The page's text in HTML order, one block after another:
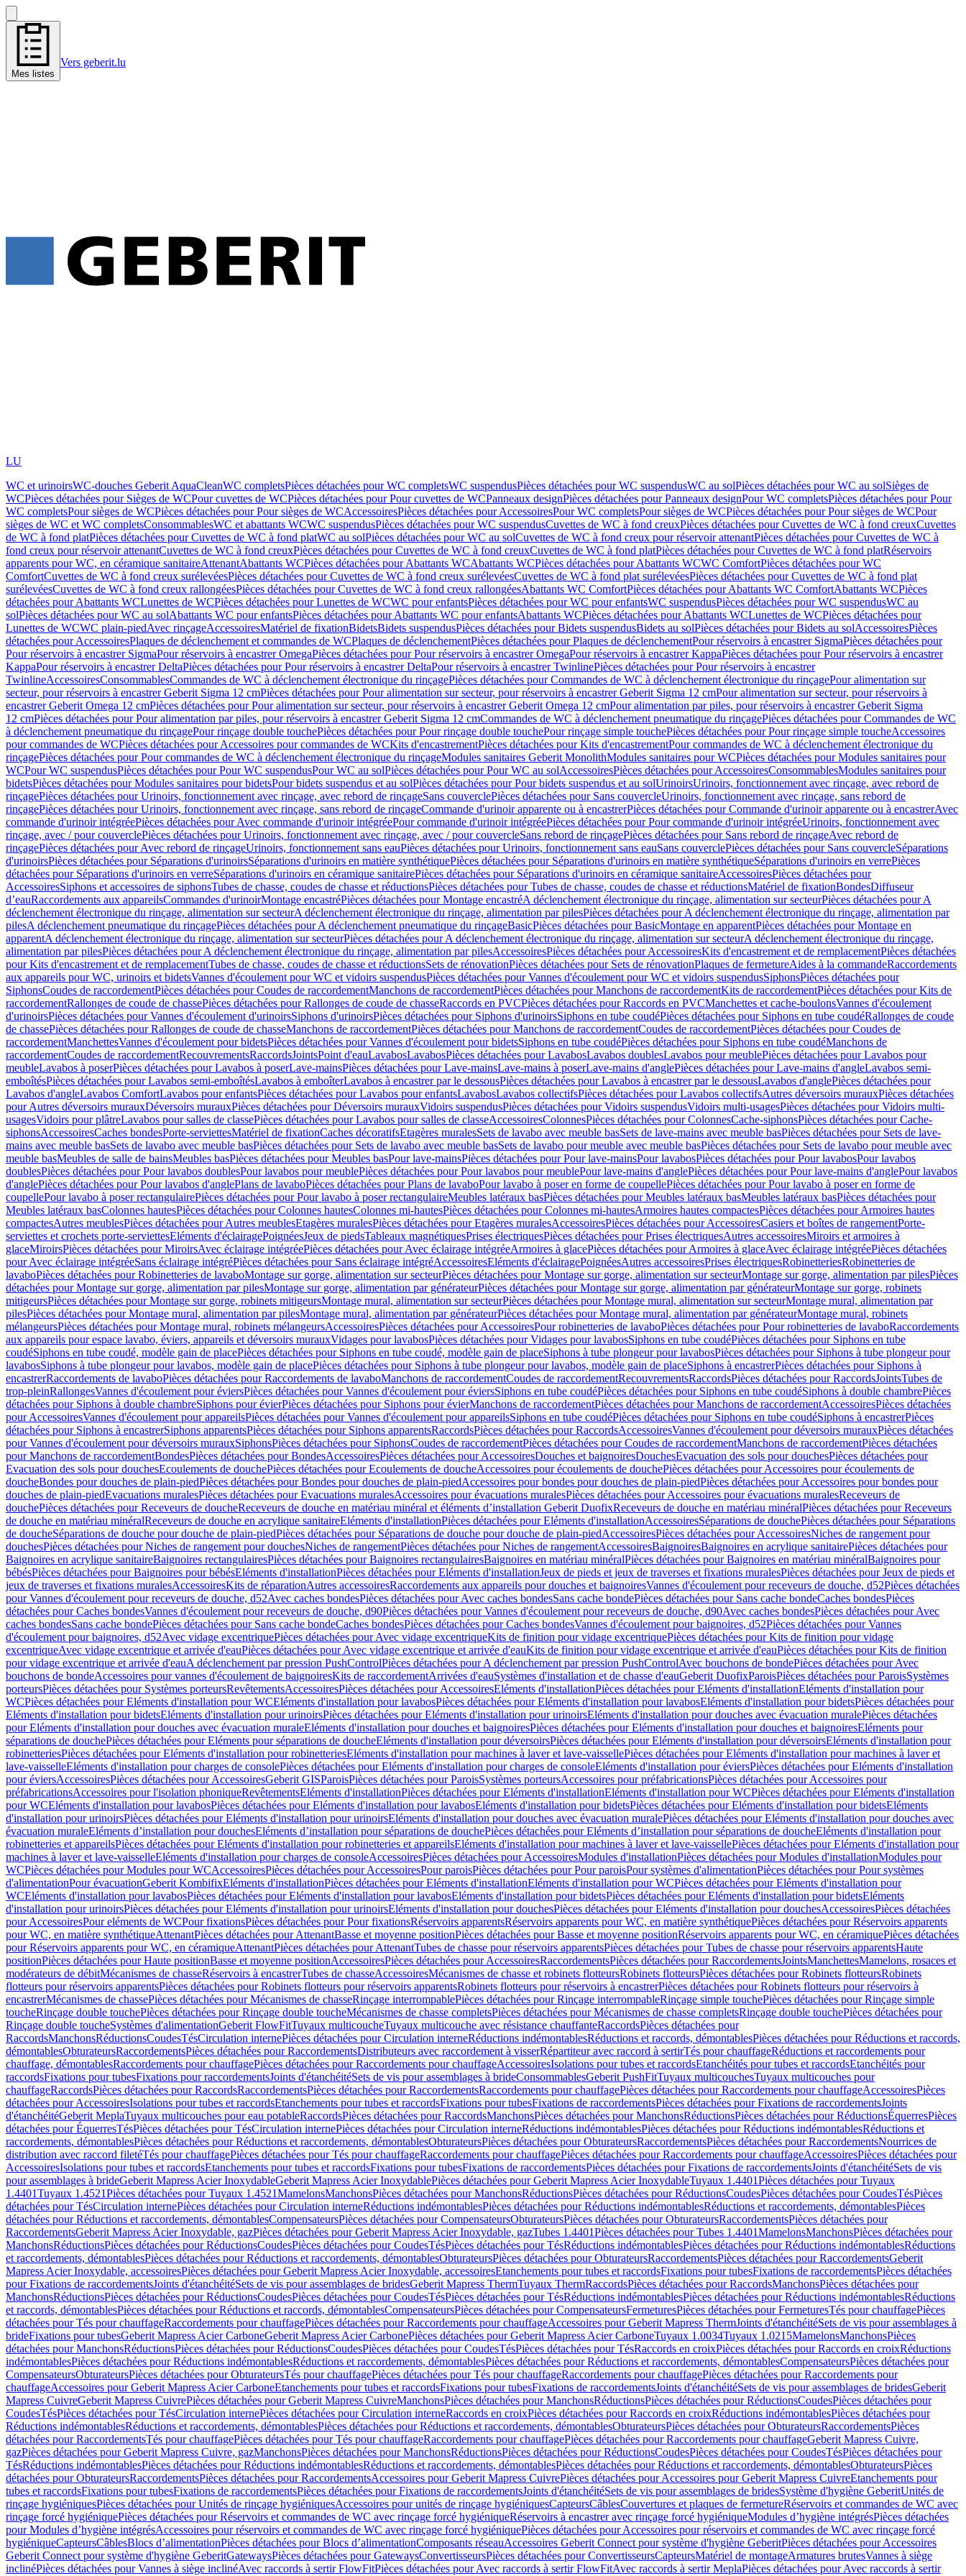
Mes listes
Vers geberit.lu
LU
WC et urinoirsWC-douches Geberit AquaCleanWC completsPièces détachées pour WC completsWC suspendusPièces détachées pour WC suspendusWC au solPièces détachées pour WC au solSièges de
WCPièces détachées pour Sièges de WCPour cuvettes de WCPièces détachées pour Pour cuvettes de WCPanneaux designPièces détachées pour Panneaux designPour WC completsPièces détachées pour Pour
WC completsPour sièges de WCPièces détachées pour Pour sièges de WCAccessoiresPièces détachées pour AccessoiresPour WC completsPour sièges de WCPièces détachées pour Pour sièges de WCPour
sièges de WC et WC completsConsommablesWC et abattants WCWC suspendusPièces détachées pour WC suspendusCuvettes de WC à fond creuxPièces détachées pour Cuvettes de WC à fond creuxCuvettes
de WC à fond platPièces détachées pour Cuvettes de WC à fond platWC au solPièces détachées pour WC au solCuvettes de WC à fond creux pour réservoir attenantPièces détachées pour Cuvettes de WC à
fond creux pour réservoir attenantCuvettes de WC à fond creuxPièces détachées pour Cuvettes de WC à fond creuxCuvettes de WC à fond platPièces détachées pour Cuvettes de WC à fond platRéservoirs
apparents pour WC, en céramique sanitaireAttenantAbattants WCPièces détachées pour Abattants WCAbattants WCPièces détachées pour Abattants WCWC ComfortPièces détachées pour WC
ComfortCuvettes de WC à fond creux surélevéesPièces détachées pour Cuvettes de WC à fond creux surélevéesCuvettes de WC à fond plat surélevéesPièces détachées pour Cuvettes de WC à fond plat
surélevéesCuvettes de WC à fond creux rallongéesPièces détachées pour Cuvettes de WC à fond creux rallongéesAbattants WC ComfortPièces détachées pour Abattants WC ComfortAbattants WCPièces
détachées pour Abattants WCLunettes de WCPièces détachées pour Lunettes de WCWC pour enfantsPièces détachées pour WC pour enfantsWC suspendusPièces détachées pour WC suspendusWC au
solPièces détachées pour WC au solAbattants WC pour enfantsPièces détachées pour Abattants WC pour enfantsAbattants WCPièces détachées pour Abattants WCLunettes de WCPièces détachées pour
Lunettes de WCWC plain-piedAvec rinçageAccessoiresMatériel de fixationBidetsBidets suspendusPièces détachées pour Bidets suspendusBidets au solPièces détachées pour Bidets au solAccessoiresPièces
détachées pour AccessoiresPlaques de déclenchement et commandes de WCPlaques de déclenchementPièces détachées pour Plaques de déclenchementPour réservoirs à encastrer SigmaPièces détachées pour
Pour réservoirs à encastrer SigmaPour réservoirs à encastrer OmegaPièces détachées pour Pour réservoirs à encastrer OmegaPour réservoirs à encastrer KappaPièces détachées pour Pour réservoirs à encastrer
KappaPour réservoirs à encastrer DeltaPièces détachées pour Pour réservoirs à encastrer DeltaPour réservoirs à encastrer TwinlinePièces détachées pour Pour réservoirs à encastrer
TwinlineAccessoiresConsommablesCommandes de WC à déclenchement électronique du rinçagePièces détachées pour Commandes de WC à déclenchement électronique du rinçagePour alimentation sur
secteur, pour réservoirs à encastrer Geberit Sigma 12 cmPièces détachées pour Pour alimentation sur secteur, pour réservoirs à encastrer Geberit Sigma 12 cmPour alimentation sur secteur, pour réservoirs à
encastrer Geberit Omega 12 cmPièces détachées pour Pour alimentation sur secteur, pour réservoirs à encastrer Geberit Omega 12 cmPour alimentation par piles, pour réservoirs à encastrer Geberit Sigma
12 cmPièces détachées pour Pour alimentation par piles, pour réservoirs à encastrer Geberit Sigma 12 cmCommandes de WC à déclenchement pneumatique du rinçagePièces détachées pour Commandes de WC
à déclenchement pneumatique du rinçagePour rinçage double touchePièces détachées pour Pour rinçage double touchePour rinçage simple touchePièces détachées pour Pour rinçage simple toucheAccessoires
pour commandes de WCPièces détachées pour Accessoires pour commandes de WCKits d'encastrementPièces détachées pour Kits d'encastrementPour commandes de WC à déclenchement électronique du
rinçagePièces détachées pour Pour commandes de WC à déclenchement électronique du rinçageModules sanitaires Geberit MonolithModules sanitaires pour WCPièces détachées pour Modules sanitaires pour
WCPour WC suspendusPièces détachées pour Pour WC suspendusPour WC au solPièces détachées pour Pour WC au solAccessoiresPièces détachées pour AccessoiresConsommablesModules sanitaires pour
bidetsPièces détachées pour Modules sanitaires pour bidetsPour bidets suspendus et au solPièces détachées pour Pour bidets suspendus et au solUrinoirsUrinoirs, fonctionnement avec rinçage, avec rebord de
rinçagePièces détachées pour Urinoirs, fonctionnement avec rinçage, avec rebord de rinçageSans couverclePièces détachées pour Sans couvercleUrinoirs, fonctionnement avec rinçage, sans rebord de
rinçagePièces détachées pour Urinoirs, fonctionnement avec rinçage, sans rebord de rinçageCommande d'urinoir apparente ou à encastrerPièces détachées pour Commande d'urinoir apparente ou à encastrerAvec
commande d'urinoir intégréePièces détachées pour Avec commande d'urinoir intégréePour commande d'urinoir intégréePièces détachées pour Pour commande d'urinoir intégréeUrinoirs, fonctionnement avec
rinçage, avec / pour couverclePièces détachées pour Urinoirs, fonctionnement avec rinçage, avec / pour couvercleSans rebord de rinçagePièces détachées pour Sans rebord de rinçageAvec rebord de
rinçagePièces détachées pour Avec rebord de rinçageUrinoirs, fonctionnement sans eauPièces détachées pour Urinoirs, fonctionnement sans eauSans couverclePièces détachées pour Sans couvercleSéparations
d'urinoirsPièces détachées pour Séparations d'urinoirsSéparations d'urinoirs en matière synthétiquePièces détachées pour Séparations d'urinoirs en matière synthétiqueSéparations d'urinoirs en verrePièces
détachées pour Séparations d'urinoirs en verreSéparations d'urinoirs en céramique sanitairePièces détachées pour Séparations d'urinoirs en céramique sanitaireAccessoiresPièces détachées pour
AccessoiresSiphons et accessoires de siphonsTubes de chasse, coudes de chasse et réductionsPièces détachées pour Tubes de chasse, coudes de chasse et réductionsMatériel de fixationBondesDiffuseur
d’eauRaccordements aux appareilsCommandes d'urinoirMontage encastréPièces détachées pour Montage encastréA déclenchement électronique du rinçage, alimentation sur secteurPièces détachées pour A
déclenchement électronique du rinçage, alimentation sur secteurA déclenchement électronique du rinçage, alimentation par pilesPièces détachées pour A déclenchement électronique du rinçage, alimentation par
pilesA déclenchement pneumatique du rinçagePièces détachées pour A déclenchement pneumatique du rinçageBasicPièces détachées pour BasicMontage en apparentPièces détachées pour Montage en
apparentA déclenchement électronique du rinçage, alimentation sur secteurPièces détachées pour A déclenchement électronique du rinçage, alimentation sur secteurA déclenchement électronique du rinçage,
alimentation par pilesPièces détachées pour A déclenchement électronique du rinçage, alimentation par pilesAccessoiresPièces détachées pour AccessoiresKits d'encastrement et de remplacementPièces détachées
pour Kits d'encastrement et de remplacementTubes de chasse, coudes de chasse et réductionsSets de rénovationPièces détachées pour Sets de rénovationPlaques de fermetureAides à la commandeRaccordements
aux appareils pour WC, urinoirs et bidetsVannes d'écoulement pour WC et vidoirs suspendusPièces détachées pour Vannes d'écoulement pour WC et vidoirs suspendusSiphonsPièces détachées pour
SiphonsCoudes de raccordementPièces détachées pour Coudes de raccordementManchons de raccordementPièces détachées pour Manchons de raccordementKits de raccordementPièces détachées pour Kits de
raccordementRallonges de coude de chassePièces détachées pour Rallonges de coude de chasseRaccords en PVCPièces détachées pour Raccords en PVCManchettes et cache-boulonsVannes d'écoulement
d'urinoirsPièces détachées pour Vannes d'écoulement d'urinoirsSiphons d'urinoirsPièces détachées pour Siphons d'urinoirsSiphons en tube coudéPièces détachées pour Siphons en tube coudéRallonges de coude
de chassePièces détachées pour Rallonges de coude de chasseManchons de raccordementPièces détachées pour Manchons de raccordementCoudes de raccordementPièces détachées pour Coudes de
raccordementManchettesVannes d'écoulement pour bidetsPièces détachées pour Vannes d'écoulement pour bidetsSiphons en tube coudéPièces détachées pour Siphons en tube coudéManchons de
raccordementCoudes de raccordementRecouvrementsRaccordsJointsPoint d'eauLavabosLavabosPièces détachées pour LavabosLavabos doublesLavabos pour meublePièces détachées pour Lavabos pour
meubleLavabos à poserPièces détachées pour Lavabos à poserLave-mainsPièces détachées pour Lave-mainsLave-mains à poserLave-mains d'anglePièces détachées pour Lave-mains d'angleLavabos semi-
emboîtésPièces détachées pour Lavabos semi-emboîtésLavabos à emboîterLavabos à encastrer par le dessousPièces détachées pour Lavabos à encastrer par le dessousLavabos d'anglePièces détachées pour
Lavabos d'angleLavabos ComfortLavabos pour enfantsPièces détachées pour Lavabos pour enfantsLavabosLavabos collectifsPièces détachées pour Lavabos collectifsAutres déversoirs murauxPièces détachées
pour Autres déversoirs murauxDéversoirs murauxPièces détachées pour Déversoirs murauxVidoirs suspendusPièces détachées pour Vidoirs suspendusVidoirs multi-usagesPièces détachées pour Vidoirs multi-
usagesVidoirs pour plâtreLavabos pour salles de classePièces détachées pour Lavabos pour salles de classeAccessoiresColonnesPièces détachées pour ColonnesCache-siphonsPièces détachées pour Cache-
siphonsAccessoiresCaches bondesPorte-serviettesMatériel de fixationCaches décoratifsEtagères muralesSets de lavabo avec meuble basSets de lave-mains avec meuble basPièces détachées pour Sets de lave-
mains avec meuble basSets de lavabo avec meuble basPièces détachées pour Sets de lavabo avec meuble basSets de lavabo pour meuble avec meuble basPièces détachées pour Sets de lavabo pour meuble avec
meuble basMeubles de salle de bainsMeubles basPièces détachées pour Meubles basPour lave-mainsPièces détachées pour Pour lave-mainsPour lavabosPièces détachées pour Pour lavabosPour lavabos
doublesPièces détachées pour Pour lavabos doublesPour lavabos pour meublePièces détachées pour Pour lavabos pour meublePour lave-mains d'anglePièces détachées pour Pour lave-mains d'anglePour lavabos
d'anglePièces détachées pour Pour lavabos d'anglePlans de lavaboPièces détachées pour Plans de lavaboPour lavabo à poser en forme de coupellePièces détachées pour Pour lavabo à poser en forme de
coupellePour lavabo à poser rectangulairePièces détachées pour Pour lavabo à poser rectangulaireMeubles latéraux basPièces détachées pour Meubles latéraux basMeubles latéraux basPièces détachées pour
Meubles latéraux basColonnes hautesPièces détachées pour Colonnes hautesColonnes mi-hautesPièces détachées pour Colonnes mi-hautesArmoires hautes compactesPièces détachées pour Armoires hautes
compactesAutres meublesPièces détachées pour Autres meublesEtagères muralesPièces détachées pour Etagères muralesAccessoiresPièces détachées pour AccessoiresCasiers et boîtes de rangementPorte-
serviettes et crochets porte-serviettesEléments d'éclairagePoignéesJeux de piedsTableaux magnétiquesPrises électriquesPièces détachées pour Prises électriquesAutres accessoiresMiroirs et armoires à
glaceMiroirsPièces détachées pour MiroirsAvec éclairage intégréePièces détachées pour Avec éclairage intégréeArmoires à glacePièces détachées pour Armoires à glaceAvec éclairage intégréePièces détachées
pour Avec éclairage intégréeSans éclairage intégréPièces détachées pour Sans éclairage intégréAccessoiresEléments d'éclairagePoignéesAutres accessoiresPrises électriquesRobinetteriesRobinetteries de
lavaboPièces détachées pour Robinetteries de lavaboMontage sur gorge, alimentation sur secteurPièces détachées pour Montage sur gorge, alimentation sur secteurMontage sur gorge, alimentation par pilesPièces
détachées pour Montage sur gorge, alimentation par pilesMontage sur gorge, alimentation par générateurPièces détachées pour Montage sur gorge, alimentation par générateurMontage sur gorge, robinets
mitigeursPièces détachées pour Montage sur gorge, robinets mitigeursMontage mural, alimentation sur secteurPièces détachées pour Montage mural, alimentation sur secteurMontage mural, alimentation par
pilesPièces détachées pour Montage mural, alimentation par pilesMontage mural, alimentation par générateurPièces détachées pour Montage mural, alimentation par générateurMontage mural, robinets
mélangeursPièces détachées pour Montage mural, robinets mélangeursAccessoiresPièces détachées pour AccessoiresPour robinetteries de lavaboPièces détachées pour Pour robinetteries de lavaboRaccordements
aux appareils pour espace lavabo, éviers, appareils et déversoirs murauxVidages pour lavabosPièces détachées pour Vidages pour lavabosSiphons en tube coudéPièces détachées pour Siphons en tube
coudéSiphons en tube coudé, modèle gain de placePièces détachées pour Siphons en tube coudé, modèle gain de placeSiphons à tube plongeur pour lavabosPièces détachées pour Siphons à tube plongeur pour
lavabosSiphons à tube plongeur pour lavabos, modèle gain de placePièces détachées pour Siphons à tube plongeur pour lavabos, modèle gain de placeSiphons à encastrerPièces détachées pour Siphons à
encastrerRaccordements de lavaboPièces détachées pour Raccordements de lavaboManchons de raccordementCoudes de raccordementRecouvrementsRaccordsPièces détachées pour RaccordsJointsTubes de
trop-pleinRallongesVannes d'écoulement pour éviersPièces détachées pour Vannes d'écoulement pour éviersSiphons en tube coudéPièces détachées pour Siphons en tube coudéSiphons à double chambrePièces
détachées pour Siphons à double chambreSiphons pour évierPièces détachées pour Siphons pour évierManchons de raccordementPièces détachées pour Manchons de raccordementAccessoiresPièces détachées
pour AccessoiresVannes d'écoulement pour appareilsPièces détachées pour Vannes d'écoulement pour appareilsSiphons en tube coudéPièces détachées pour Siphons en tube coudéSiphons à encastrerPièces
détachées pour Siphons à encastrerSiphons apparentsPièces détachées pour Siphons apparentsRaccordsPièces détachées pour RaccordsAccessoiresVannes d'écoulement pour déversoirs murauxPièces détachées
pour Vannes d'écoulement pour déversoirs murauxSiphonsPièces détachées pour SiphonsCoudes de raccordementPièces détachées pour Coudes de raccordementManchons de raccordementPièces détachées
pour Manchons de raccordementBondesPièces détachées pour BondesAccessoiresPièces détachées pour AccessoiresDouches et baignoiresDouchesEvacuation des sols pour douchesPièces détachées pour
Evacuation des sols pour douchesEcoulements de douchePièces détachées pour Ecoulements de doucheAccessoires pour écoulements de douchePièces détachées pour Accessoires pour écoulements de
doucheBondes pour douches de plain-piedPièces détachées pour Bondes pour douches de plain-piedAccessoires pour bondes pour douches de plain-piedPièces détachées pour Accessoires pour bondes pour
douches de plain-piedEvacuations muralesPièces détachées pour Evacuations muralesAccessoires pour évacuations muralesPièces détachées pour Accessoires pour évacuations muralesReceveurs de
douchePièces détachées pour Receveurs de doucheReceveurs de douche en matériau minéral et éléments d’installation Geberit DuofixReceveurs de douche en matériau minéralPièces détachées pour Receveurs
de douche en matériau minéralReceveurs de douche en acrylique sanitaireEléments d'installationPièces détachées pour Eléments d'installationAccessoiresSéparations de douchePièces détachées pour Séparations
de doucheSéparations de douche pour douche de plain-piedPièces détachées pour Séparations de douche pour douche de plain-piedAccessoiresPièces détachées pour AccessoiresNiches de rangement pour
douchesPièces détachées pour Niches de rangement pour douchesNiches de rangementPièces détachées pour Niches de rangementAccessoiresBaignoiresBaignoires en acrylique sanitairePièces détachées pour
Baignoires en acrylique sanitaireBaignoires rectangulairesPièces détachées pour Baignoires rectangulairesBaignoires en matériau minéralPièces détachées pour Baignoires en matériau minéralBaignoires pour
bébésPièces détachées pour Baignoires pour bébésEléments d'installationPièces détachées pour Eléments d'installationJeux de pieds et jeux de traverses et fixations muralesPièces détachées pour Jeux de pieds et
jeux de traverses et fixations muralesAccessoiresKits de réparationAutres accessoiresRaccordements aux appareils pour douches et baignoiresVannes d'écoulement pour receveurs de douche, d52Pièces détachées
pour Vannes d'écoulement pour receveurs de douche, d52Avec caches bondesPièces détachées pour Avec caches bondesSans cache bondePièces détachées pour Sans cache bondeCaches bondesPièces
détachées pour Caches bondesVannes d'écoulement pour receveurs de douche, d90Pièces détachées pour Vannes d'écoulement pour receveurs de douche, d90Avec caches bondesPièces détachées pour Avec
caches bondesSans cache bondePièces détachées pour Sans cache bondeCaches bondesPièces détachées pour Caches bondesVannes d'écoulement pour baignoires, d52Pièces détachées pour Vannes
d'écoulement pour baignoires, d52Avec vidage excentriquePièces détachées pour Avec vidage excentriqueKits de finition pour vidage excentriquePièces détachées pour Kits de finition pour vidage
excentriqueAvec vidage excentrique et arrivée d'eauPièces détachées pour Avec vidage excentrique et arrivée d'eauKits de finition pour vidage excentrique et arrivée d'eauPièces détachées pour Kits de finition
pour vidage excentrique et arrivée d'eauA déclenchement par pression PushControlPièces détachées pour A déclenchement par pression PushControlAvec bouchons de bondePièces détachées pour Avec
bouchons de bondeAccessoires pour vannes d'écoulement de baignoiresKits de raccordementArrivées d'eauSystèmes d'installation et de chasse d'eauGeberit DuofixParoisPièces détachées pour ParoisSystèmes
porteursPièces détachées pour Systèmes porteursRevêtementsAccessoiresPièces détachées pour AccessoiresEléments d'installationPièces détachées pour Eléments d'installationEléments d'installation pour
WCPièces détachées pour Eléments d'installation pour WCEléments d'installation pour lavabosPièces détachées pour Eléments d'installation pour lavabosEléments d'installation pour bidetsPièces détachées pour
Eléments d'installation pour bidetsEléments d'installation pour urinoirsPièces détachées pour Eléments d'installation pour urinoirsEléments d'installation pour douches avec évacuation muralePièces détachées
pour Eléments d'installation pour douches avec évacuation muraleEléments d'installation pour douches et baignoiresPièces détachées pour Eléments d'installation pour douches et baignoiresEléments pour
séparations de douchePièces détachées pour Eléments pour séparations de doucheEléments d'installation pour déversoirsPièces détachées pour Eléments d'installation pour déversoirsEléments d'installation pour
robinetteriesPièces détachées pour Eléments d'installation pour robinetteriesEléments d'installation pour machines à laver et lave-vaissellePièces détachées pour Eléments d'installation pour machines à laver et
lave-vaisselleEléments d'installation pour charges de consolePièces détachées pour Eléments d'installation pour charges de consoleEléments d'installation pour éviersPièces détachées pour Eléments d'installation
pour éviersAccessoiresPièces détachées pour AccessoiresGeberit GISParoisPièces détachées pour ParoisSystèmes porteursAccessoires pour préfabricationsPièces détachées pour Accessoires pour
préfabricationsAccessoires pour l'isolation phoniqueRevêtementsEléments d'installationPièces détachées pour Eléments d'installationEléments d'installation pour WCPièces détachées pour Eléments d'installation
pour WCEléments d'installation pour lavabosPièces détachées pour Eléments d'installation pour lavabosEléments d'installation pour bidetsPièces détachées pour Eléments d'installation pour bidetsEléments
d'installation pour urinoirsPièces détachées pour Eléments d'installation pour urinoirsEléments d'installation pour douches avec évacuation muralePièces détachées pour Eléments d'installation pour douches avec
évacuation muraleEléments d’installation pour douchesEléments d’installation pour séparations de douchePièces détachées pour Eléments d’installation pour séparations de doucheEléments d'installation pour
robinetteries et appareilsPièces détachées pour Eléments d'installation pour robinetteries et appareilsEléments d'installation pour machines à laver et lave-vaissellePièces détachées pour Eléments d'installation pour
machines à laver et lave-vaisselleEléments d'installation pour charges de consoleAccessoiresPièces détachées pour AccessoiresModules d'installationPièces détachées pour Modules d'installationModules pour
WCPièces détachées pour Modules pour WCAccessoiresPièces détachées pour AccessoiresPour paroisPièces détachées pour Pour paroisPour systèmes d'alimentationPièces détachées pour Pour systèmes
d'alimentationPour évacuationGeberit KombifixEléments d'installationPièces détachées pour Eléments d'installationEléments d'installation pour WCPièces détachées pour Eléments d'installation pour
WCEléments d'installation pour lavabosPièces détachées pour Eléments d'installation pour lavabosEléments d'installation pour bidetsPièces détachées pour Eléments d'installation pour bidetsEléments
d'installation pour urinoirsPièces détachées pour Eléments d'installation pour urinoirsEléments d'installation pour douchesPièces détachées pour Eléments d'installation pour douchesAccessoiresPièces détachées
pour AccessoiresPour eléments de WCPour fixationsPièces détachées pour Pour fixationsRéservoirs apparentsRéservoirs apparents pour WC, en matière synthétiquePièces détachées pour Réservoirs apparents
pour WC, en matière synthétiqueAttenantPièces détachées pour AttenantBasse et moyenne positionPièces détachées pour Basse et moyenne positionRéservoirs apparents pour WC, en céramiquePièces détachées
pour Réservoirs apparents pour WC, en céramiqueAttenantPièces détachées pour AttenantTubes de chasse pour réservoirs apparentsPièces détachées pour Tubes de chasse pour réservoirs apparentsHaute
positionPièces détachées pour Haute positionBasse et moyenne positionAccessoiresPièces détachées pour AccessoiresRaccordementsPièces détachées pour RaccordementsJointsManchettesMamelons, rosaces et
modérateurs de débitMécanismes de chasseRéservoirs à encastrerTubes de chasseAccessoiresMécanismes de chasse et robinets flotteursRobinets flotteursPièces détachées pour Robinets flotteursRobinets
flotteurs pour réservoirs apparentsPièces détachées pour Robinets flotteurs pour réservoirs apparentsRobinets flotteurs pour réservoirs à encastrerPièces détachées pour Robinets flotteurs pour réservoirs à
encastrerMécanismes de chassePièces détachées pour Mécanismes de chasseRinçage interrompablePièces détachées pour Rinçage interrompableRinçage simple touchePièces détachées pour Rinçage simple
toucheRinçage double touchePièces détachées pour Rinçage double toucheMécanismes de chasse completsPièces détachées pour Mécanismes de chasse completsRinçage double touchePièces détachées pour
Rinçage double toucheSystèmes d'alimentationGeberit FlowFitTuyaux multicoucheTuyaux multicouche avec résistance chauffanteRaccordsPièces détachées pour
RaccordsManchonsRéductionsCoudesTésCirculation internePièces détachées pour Circulation interneRéductions indémontablesRéductions et raccords, démontablesPièces détachées pour Réductions et raccords,
démontablesObturateursRaccordementsPièces détachées pour RaccordementsDistributeurs avec raccordement à visserRépartiteur avec raccord à sertirTés pour chauffageRéductions et raccordements pour
chauffage, démontablesRaccordements pour chauffagePièces détachées pour Raccordements pour chauffageAccessoiresIsolations pour tubes et raccordsEtanchéités pour tubes et raccordsEtanchéités pour
raccordsFixations pour tubesFixations pour raccordementsJoints d'étanchéitéSets de vis pour assemblages à brideConsommablesGeberit PushFitTuyaux multicouchesTuyaux multicouches pour
chauffageRaccordsPièces détachées pour RaccordsRaccordementsPièces détachées pour RaccordementsRaccordements pour chauffagePièces détachées pour Raccordements pour chauffageAccessoiresPièces
détachées pour AccessoiresIsolations pour tubes et raccordsEtanchements pour tubes et raccordsFixations pour tubesFixations de raccordementsPièces détachées pour Fixations de raccordementsJoints
d'étanchéitéGeberit MeplaTuyaux multicouches pour eau potableRaccordsPièces détachées pour RaccordsManchonsPièces détachées pour ManchonsRéductionsPièces détachées pour RéductionsÉquerresPièces
détachées pour ÉquerresTésPièces détachées pour TésCirculation internePièces détachées pour Circulation interneRéductions indémontablesPièces détachées pour Réductions indémontablesRéductions et
raccordements, démontablesPièces détachées pour Réductions et raccordements, démontablesObturateursPièces détachées pour ObturateursRaccordementsPièces détachées pour RaccordementsNourrices de
distribution avec raccord filetéTés pour chauffagePièces détachées pour Tés pour chauffageRaccordements pour chauffagePièces détachées pour Raccordements pour chauffageAccessoiresPièces détachées pour
AccessoiresIsolations pour tubes et raccordsEtanchements pour tubes et raccordsFixations pour tubesFixations de raccordementsPièces détachées pour Fixations de raccordementsJoints d'étanchéitéSets de vis
pour assemblages à brideGeberit Mapress Acier InoxydableGeberit Mapress Acier InoxydablePièces détachées pour Geberit Mapress Acier InoxydableTuyaux 1.4401Pièces détachées pour Tuyaux
1.4401Tuyaux 1.4521Pièces détachées pour Tuyaux 1.4521MamelonsManchonsPièces détachées pour ManchonsRéductionsPièces détachées pour RéductionsCoudesPièces détachées pour CoudesTésPièces
détachées pour TésCirculation internePièces détachées pour Circulation interneRéductions indémontablesPièces détachées pour Réductions indémontablesRéductions et raccordements, démontablesPièces
détachées pour Réductions et raccordements, démontablesCompensateursPièces détachées pour CompensateursObturateursPièces détachées pour ObturateursRaccordementsPièces détachées pour
RaccordementsGeberit Mapress Acier Inoxydable, gazPièces détachées pour Geberit Mapress Acier Inoxydable, gazTubes 1.4401Pièces détachées pour Tubes 1.4401MamelonsManchonsPièces détachées pour
ManchonsRéductionsPièces détachées pour RéductionsCoudesPièces détachées pour CoudesTésPièces détachées pour TésRéductions indémontablesPièces détachées pour Réductions indémontablesRéductions
et raccordements, démontablesPièces détachées pour Réductions et raccordements, démontablesObturateursPièces détachées pour ObturateursRaccordementsPièces détachées pour RaccordementsGeberit
Mapress Acier Inoxydable, accessoiresPièces détachées pour Geberit Mapress Acier Inoxydable, accessoiresEtanchements pour tubes et raccordsFixations pour tubesFixations de raccordementsPièces détachées
pour Fixations de raccordementsJoints d'étanchéitéSets de vis pour assemblages de bridesGeberit Mapress ThermTuyaux ThermRaccordsPièces détachées pour RaccordsManchonsPièces détachées pour
ManchonsRéductionsPièces détachées pour RéductionsCoudesPièces détachées pour CoudesTésPièces détachées pour TésRéductions indémontablesPièces détachées pour Réductions indémontablesRéductions
et raccords, démontablesPièces détachées pour Réductions et raccords, démontablesCompensateursPièces détachées pour CompensateursFermeturesPièces détachées pour FermeturesTés pour chauffagePièces
détachées pour Tés pour chauffageRaccordements pour chauffagePièces détachées pour Raccordements pour chauffageAccessoires pour Geberit Mapress ThermJoints d'étanchéitéSets de vis pour assemblages à
brideFixations pour tubesGeberit Mapress Acier CarboneGeberit Mapress Acier CarbonePièces détachées pour Geberit Mapress Acier CarboneTuyaux 1.0034Tuyaux 1.0215MamelonsManchonsPièces
détachées pour ManchonsRéductionsPièces détachées pour RéductionsCoudesPièces détachées pour CoudesTésPièces détachées pour TésRaccords en croixPièces détachées pour Raccords en croixRéductions
indémontablesPièces détachées pour Réductions indémontablesRéductions et raccordements, démontablesPièces détachées pour Réductions et raccordements, démontablesCompensateursPièces détachées pour
CompensateursObturateursPièces détachées pour ObturateursTés pour chauffagePièces détachées pour Tés pour chauffageRaccordements pour chauffagePièces détachées pour Raccordements pour
chauffageAccessoires pour Geberit Mapress Acier CarboneEtanchements pour tubes et raccordsFixations pour tubesFixations de raccordementsJoints d'étanchéitéSets de vis pour assemblages de bridesGeberit
Mapress CuivreGeberit Mapress CuivrePièces détachées pour Geberit Mapress CuivreManchonsPièces détachées pour ManchonsRéductionsPièces détachées pour RéductionsCoudesPièces détachées pour
CoudesTésPièces détachées pour TésCirculation internePièces détachées pour Circulation interneRaccords en croixPièces détachées pour Raccords en croixRéductions indémontablesPièces détachées pour
Réductions indémontablesRéductions et raccordements, démontablesPièces détachées pour Réductions et raccordements, démontablesObturateursPièces détachées pour ObturateursRaccordementsPièces
détachées pour RaccordementsTés pour chauffagePièces détachées pour Tés pour chauffageRaccordements pour chauffagePièces détachées pour Raccordements pour chauffageGeberit Mapress Cuivre,
gazPièces détachées pour Geberit Mapress Cuivre, gazManchonsPièces détachées pour ManchonsRéductionsPièces détachées pour RéductionsCoudesPièces détachées pour CoudesTésPièces détachées pour
TésRéductions indémontablesPièces détachées pour Réductions indémontablesRéductions et raccordements, démontablesPièces détachées pour Réductions et raccordements, démontablesObturateursPièces
détachées pour ObturateursRaccordementsPièces détachées pour RaccordementsAccessoires pour Geberit Mapress CuivrePièces détachées pour Accessoires pour Geberit Mapress CuivreEtanchements pour
tubes et raccordsFixations pour tubesFixations de raccordementsPièces détachées pour Fixations de raccordementsJoints d'étanchéitéSets de vis pour assemblages de bridesSystème d'hygiène GeberitUnités de
rinçage hygiéniquesPièces détachées pour Unités de rinçage hygiéniquesAccessoires pour unités de rinçage hygiéniquesCapteursCâblesCouvertures et plaques de fermetureRéservoirs et commandes de WC avec
rinçage forcé hygiéniquePièces détachées pour Réservoirs et commandes de WC avec rinçage forcé hygiéniqueRéservoirs à encastrer avec rinçage forcé hygiéniqueModules d’hygiène intégrésPièces détachées
pour Modules d’hygiène intégrésAccessoires pour réservoirs et commandes de WC avec rinçage forcé hygiéniquePièces détachées pour Accessoires pour réservoirs et commandes de WC avec rinçage forcé
hygiéniqueCapteursCâblesBlocs d’alimentationPièces détachées pour Blocs d’alimentationComposants réseauAccessoires Geberit Connect pour système d'hygiène GeberitPièces détachées pour Accessoires
Geberit Connect pour système d'hygiène GeberitGatewaysPièces détachées pour GatewaysConvertisseursPièces détachées pour ConvertisseursCapteursMatériel de montageArmatures brutesVannes à siège
inclinéPièces détachées pour Vannes à siège inclinéAvec raccords à sertir FlowFitPièces détachées pour Avec raccords à sertir FlowFitAvec raccords à sertir MeplaPièces détachées pour Avec raccords à sertir